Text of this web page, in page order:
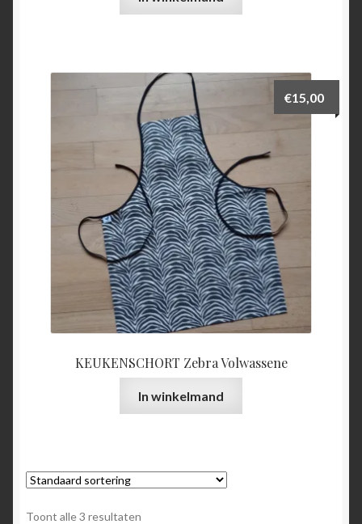
KEUKENSCHORT Zebra Volwassene
€15,00
In winkelmand
Toont alle 3 resultaten